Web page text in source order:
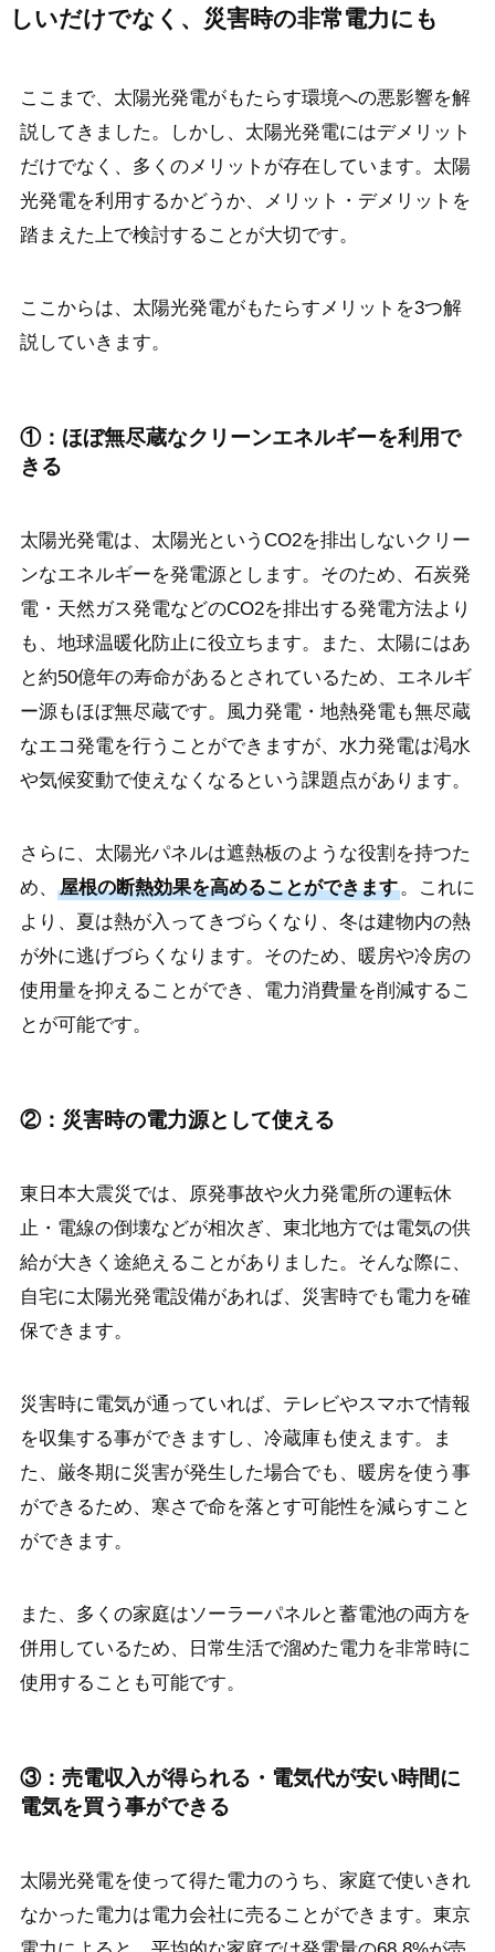
しいだけでなく、災害時の非常電力にも
ここまで、太陽光発電がもたらす環境への悪影響を解
説してきました。しかし、太陽光発電にはデメリット
だけでなく、多くのメリットが存在しています。太陽
光発電を利用するかどうか、メリット・デメリットを
踏まえた上で検討することが大切です。
ここからは、太陽光発電がもたらすメリットを3つ解
説していきます。
①：ほぼ無尽蔵なクリーンエネルギーを利用で
きる
太陽光発電は、太陽光というCO2を排出しないクリー
ンなエネルギーを発電源とします。そのため、石炭発
電・天然ガス発電などのCO2を排出する発電方法より
も、地球温暖化防止に役立ちます。また、太陽にはあ
と約50億年の寿命があるとされているため、エネルギ
ー源もほぼ無尽蔵です。風力発電・地熱発電も無尽蔵
なエコ発電を行うことができますが、水力発電は渇水
や気候変動で使えなくなるという課題点があります。
さらに、太陽光パネルは遮熱板のような役割を持つた
め、 屋根の断熱効果を高めることができます。これに
より、夏は熱が入ってきづらくなり、冬は建物内の熱
が外に逃げづらくなります。そのため、暖房や冷房の
使用量を抑えることができ、電力消費量を削減するこ
とが可能です。
②：災害時の電力源として使える
東日本大震災では、原発事故や火力発電所の運転休
止・電線の倒壊などが相次ぎ、東北地方では電気の供
給が大きく途絶えることがありました。そんな際に、
自宅に太陽光発電設備があれば、災害時でも電力を確
保できます。
災害時に電気が通っていれば、テレビやスマホで情報
を収集する事ができますし、冷蔵庫も使えます。ま
た、厳冬期に災害が発生した場合でも、暖房を使う事
ができるため、寒さで命を落とす可能性を減らすこと
ができます。
また、多くの家庭はソーラーパネルと蓄電池の両方を
併用しているため、日常生活で溜めた電力を非常時に
使用することも可能です。
③：売電収入が得られる・電気代が安い時間に
電気を買う事ができる
太陽光発電を使って得た電力のうち、家庭で使いきれ
なかった電力は電力会社に売ることができます。東京